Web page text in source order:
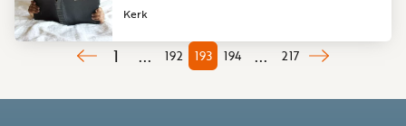
Kerk
1 ... 192 193 194 ... 217